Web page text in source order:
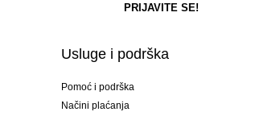
Usluge i podrška
Pomoć i podrška
Načini plaćanja